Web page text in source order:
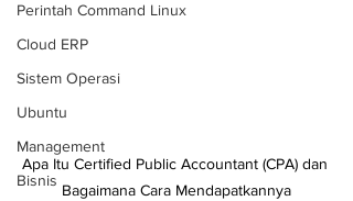
Perintah Command Linux
Cloud ERP
Sistem Operasi
Ubuntu
Management
Bisnis
Apa Itu Certified Public Accountant (CPA) dan
Bagaimana Cara Mendapatkannya